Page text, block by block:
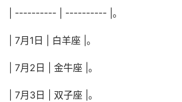
| ---------- | ---------- |。
| 7月1日 | 白羊座 |。
| 7月2日 | 金牛座 |。
| 7月3日 | 双子座 |。